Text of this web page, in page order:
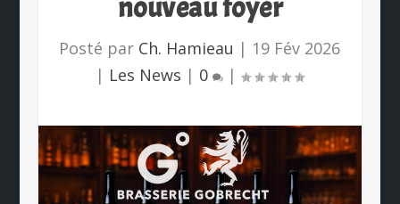
nouveau foyer
Posté par Ch. Hamieau | 19 Fév 2026
| Les News | 0 |